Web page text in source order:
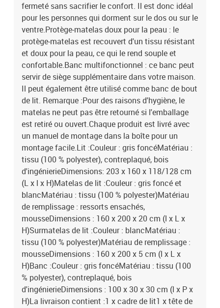
fermeté sans sacrifier le confort. Il est donc idéal
pour les personnes qui dorment sur le dos ou sur le
ventre.Protège-matelas doux pour la peau : le
protège-matelas est recouvert d'un tissu résistant
et doux pour la peau, ce qui le rend souple et
confortable.Banc multifonctionnel : ce banc peut
servir de siège supplémentaire dans votre maison.
Il peut également être utilisé comme banc de bout
de lit. Remarque :Pour des raisons d'hygiène, le
matelas ne peut pas être retourné si l'emballage
est retiré ou ouvert.Chaque produit est livré avec
un manuel de montage dans la boîte pour un
montage facile.Lit :Couleur : gris foncéMatériau :
tissu (100 % polyester), contreplaqué, bois
d'ingénierieDimensions: 203 x 160 x 118/128 cm
(L x l x H)Matelas de lit :Couleur : gris foncé et
blancMatériau : tissu (100 % polyester)Matériau
de remplissage : ressorts ensachés,
mousseDimensions : 160 x 200 x 20 cm (l x L x
H)Surmatelas de lit :Couleur : blancMatériau :
tissu (100 % polyester)Matériau de remplissage :
mousseDimensions : 160 x 200 x 5 cm (l x L x
H)Banc :Couleur : gris foncéMatériau : tissu (100
% polyester), contreplaqué, bois
d'ingénierieDimensions : 100 x 30 x 30 cm (l x P x
H)La livraison contient :1 x cadre de lit1 x tête de